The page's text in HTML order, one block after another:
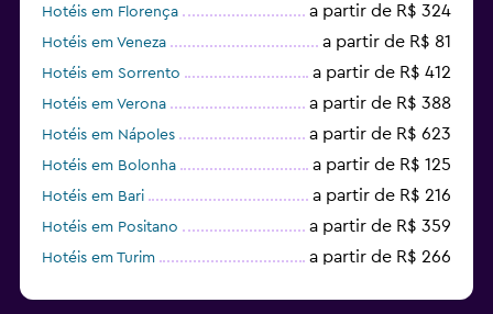
Hotéis em Florença a partir de R$ 324
Hotéis em Veneza a partir de R$ 81
Hotéis em Sorrento a partir de R$ 412
Hotéis em Verona a partir de R$ 388
Hotéis em Nápoles a partir de R$ 623
Hotéis em Bolonha a partir de R$ 125
Hotéis em Bari a partir de R$ 216
Hotéis em Positano a partir de R$ 359
Hotéis em Turim a partir de R$ 266